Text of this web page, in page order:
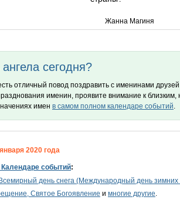
Жанна Магиня
сегодня?
отличный повод поздравить с именинами
именин, проявите внимание к
имен в самом полном календаре событий.
2020 года
Календаре событий:
Всемирный день снега (Международный день зимних
Святое Богоявление и многие другие.